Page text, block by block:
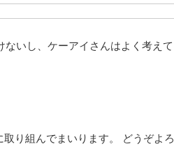
いし、ケーアイさんはよく考えて
り組んでまいります。 どうぞよろ